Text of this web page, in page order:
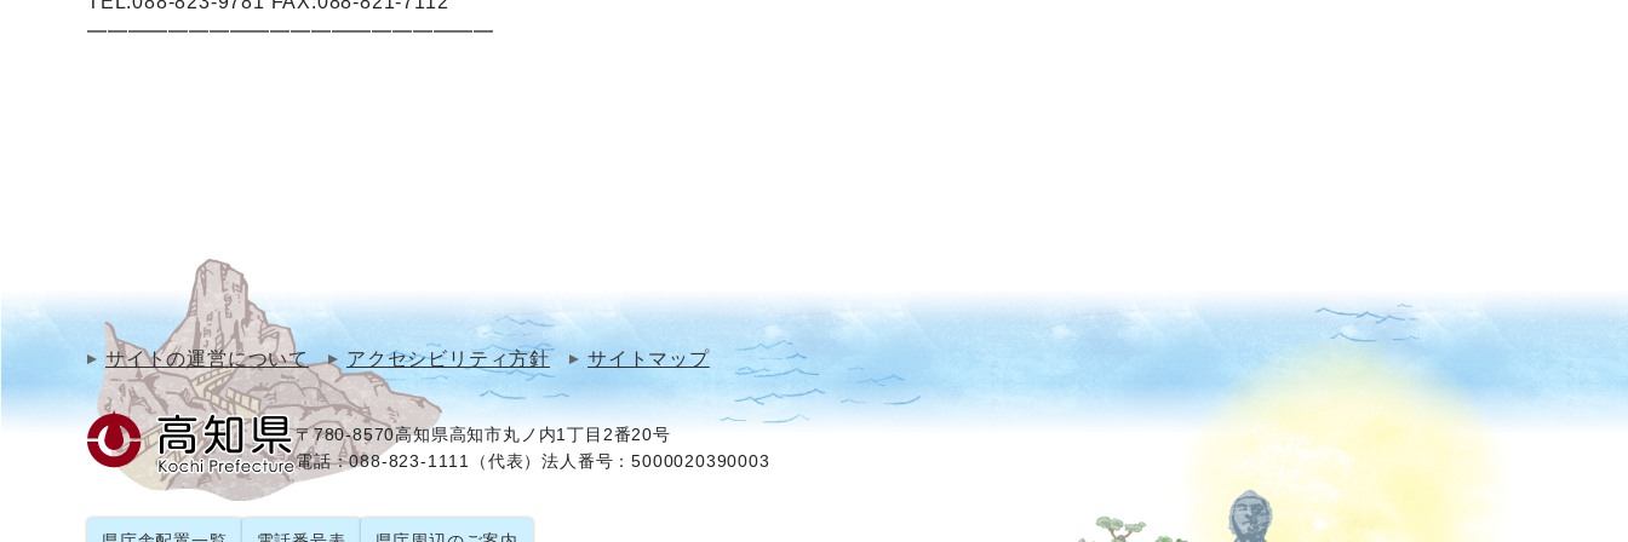
━━━━━━━━━━━━━━━━━━━━
サイトの運営について アクセシビリティ方針 サイトマップ
〒780-8570高知県高知市丸ノ内1丁目2番20号
電話：088-823-1111（代表）法人番号：5000020390003